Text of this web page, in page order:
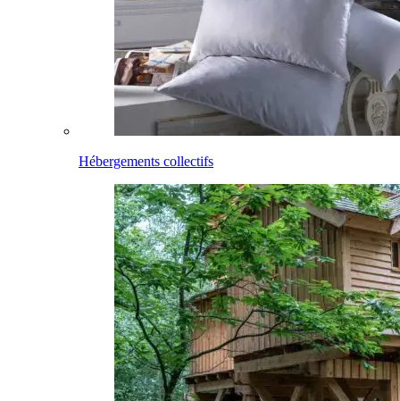
Hébergements collectifs